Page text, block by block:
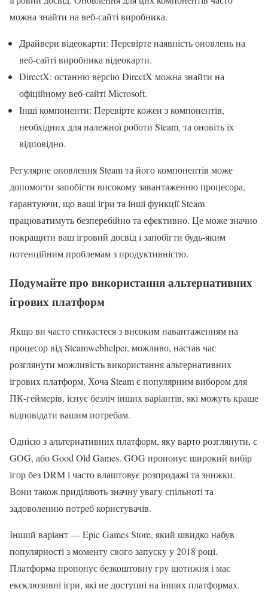
можна знайти на веб-сайті виробника.
Драйвери відеокарти: Перевірте наявність оновлень на
веб-сайті виробника відеокарти.
DirectX: останню версію DirectX можна знайти на
офіційному веб-сайті Microsoft.
Інші компоненти: Перевірте кожен з компонентів,
необхідних для належної роботи Steam, та оновіть їх
відповідно.
Регулярне оновлення Steam та його компонентів може
допомогти запобігти високому завантаженню процесора,
гарантуючи, що ваші ігри та інші функції Steam
працюватимуть безперебійно та ефективно. Це може значно
покращити ваш ігровий досвід і запобігти будь-яким
потенційним проблемам з продуктивністю.
Подумайте про використання альтернативних
ігрових платформ
Якщо ви часто стикаєтеся з високим навантаженням на
процесор від Steamwebhelper, можливо, настав час
розглянути можливість використання альтернативних
ігрових платформ. Хоча Steam є популярним вибором для
ПК-геймерів, існує безліч інших варіантів, які можуть краще
відповідати вашим потребам.
Однією з альтернативних платформ, яку варто розглянути, є
GOG, або Good Old Games. GOG пропонує широкий вибір
ігор без DRM і часто влаштовує розпродажі та знижки.
Вони також приділяють значну увагу спільноті та
задоволенню потреб користувачів.
Інший варіант — Epic Games Store, який швидко набув
популярності з моменту свого запуску у 2018 році.
Платформа пропонує безкоштовну гру щотижня і має
ексклюзивні ігри, які не доступні на інших платформах.